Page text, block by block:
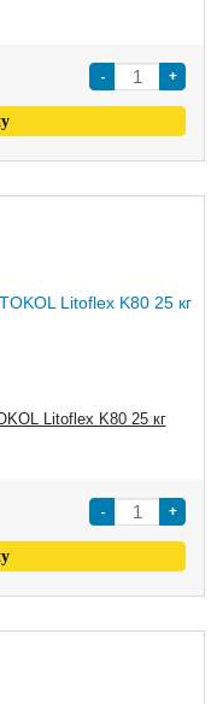
- +
Litoflex K80 25 кг
- +